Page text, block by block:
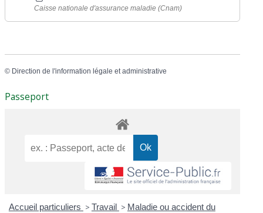
Caisse nationale d'assurance maladie (Cnam)
© Direction de l'information légale et administrative
Passeport
Accueil particuliers > Travail > Maladie ou accident du